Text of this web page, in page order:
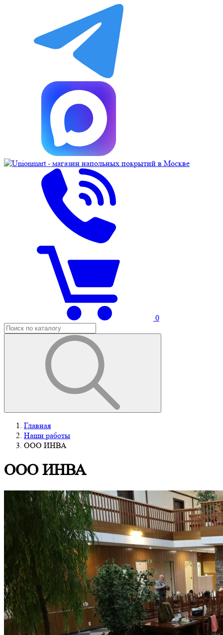
0
Главная
Наши работы
ООО ИНВА
ООО ИНВА